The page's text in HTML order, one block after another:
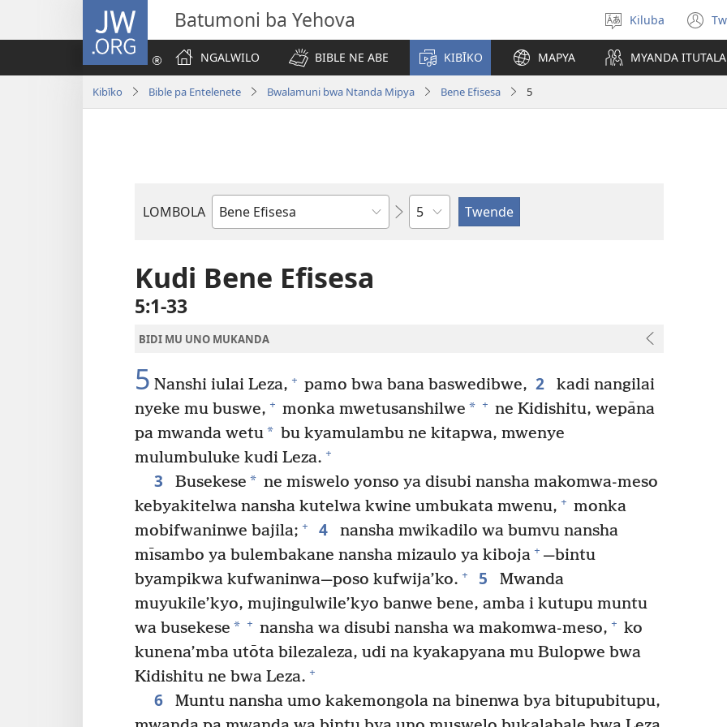
JW.ORG Batumoni ba Yehova
Tonga
Ludimi
Kiluba
NGALWILO
BIBLE NE ABE KIBĪKO MAPYA MYANDA ITUTALA
Kibīko Bible pa Entelenete Bwalamuni bwa Ntanda Mipya Bene Efisesa 5
LOMBOLA
Mukanda
Bible
Shapita
Kudi Bene Efisesa
5:1-33
BIDI MU UNO MUKANDA
5 Nanshi iulai Leza, + pamo bwa bana baswedibwe, 2
kadi nangilai
nyeke mu buswe, + monka mwetusanshilwe * + ne Kidishitu, wepāna
pa mwanda wetu* bu kyamulambu ne kitapwa, mwenye
mulumbuluke kudi Leza. +
3 Busekese * ne miswelo yonso ya disubi nansha makomwa-meso
kebyakitelwa nansha kutelwa kwine umbukata mwenu, + monka
mobifwaninwe bajila; + 4
nansha mwikadilo wa bumvu nansha
mīsambo ya bulembakane nansha mizaulo ya kiboja + —bintu
byampikwa kufwaninwa—poso kufwija’ko. + 5
Mwanda
muyukile’kyo, mujingulwile’kyo banwe bene, amba i kutupu muntu
wa busekese * + nansha wa disubi nansha wa makomwa-meso, + ko
kunena’mba utōta bilezaleza, udi na kyakapyana mu Bulopwe bwa
Kidishitu ne bwa Leza. +
6
Muntu nansha umo kakemongola na binenwa bya bitupubitupu,